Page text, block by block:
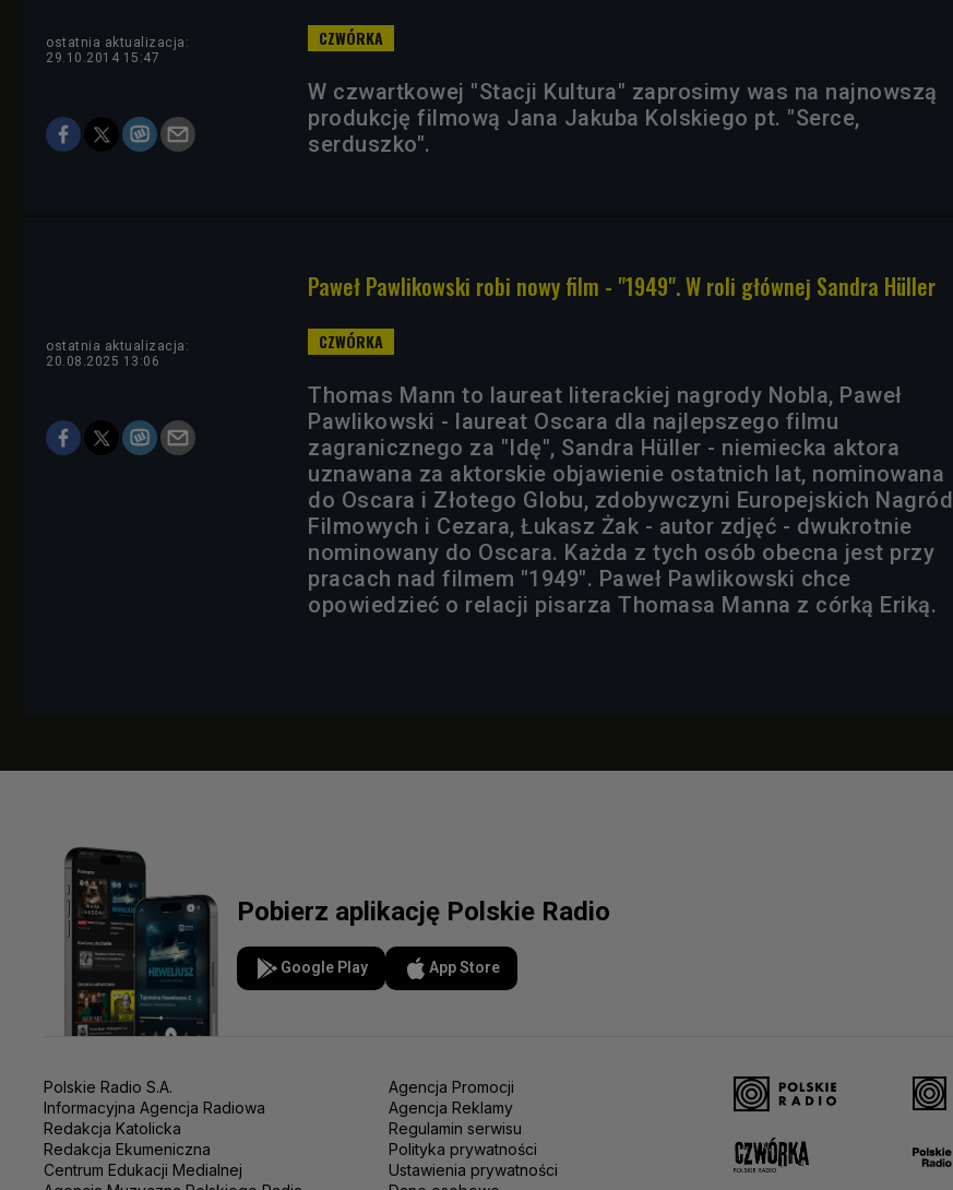
ostatnia aktualizacja:
29.10.2014 15:47
W czwartkowej "Stacji Kultura" zaprosimy was na najnowszą
produkcję filmową Jana Jakuba Kolskiego pt. "Serce,
serduszko".
Paweł Pawlikowski robi nowy film - "1949". W roli głównej Sandra Hüller
ostatnia aktualizacja:
20.08.2025 13:06
Thomas Mann to laureat literackiej nagrody Nobla, Paweł
Pawlikowski - laureat Oscara dla najlepszego filmu
zagranicznego za "Idę", Sandra Hüller - niemiecka aktora
uznawana za aktorskie objawienie ostatnich lat, nominowana
do Oscara i Złotego Globu, zdobywczyni Europejskich Nagród
Filmowych i Cezara, Łukasz Żak - autor zdjęć - dwukrotnie
nominowany do Oscara. Każda z tych osób obecna jest przy
pracach nad filmem "1949". Paweł Pawlikowski chce
opowiedzieć o relacji pisarza Thomasa Manna z córką Eriką.
Pobierz aplikację Polskie Radio
Google Play App Store
Polskie Radio S.A.
Informacyjna Agencja Radiowa
Redakcja Katolicka
Redakcja Ekumeniczna
Centrum Edukacji Medialnej
Agencja Promocji
Agencja Reklamy
Regulamin serwisu
Polityka prywatności
Ustawienia prywatności